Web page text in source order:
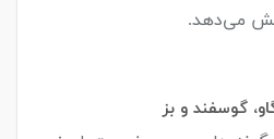
می‌دهد.
گوسفند و بز